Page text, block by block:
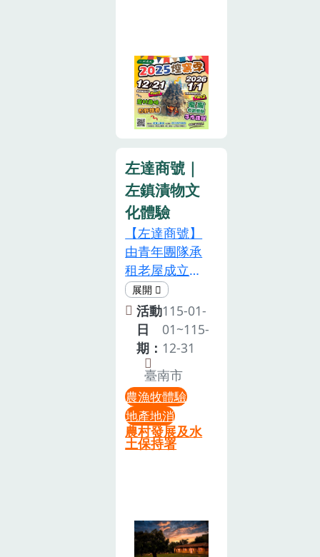
資料。• 確認
流程： 匯款後
3 天內需加入
官方 LINE (ID:
截圖告知，收
到答覆才算成
功。• 退費標
準： 依取消天
數比例退費
（21-30 天前
10%、11-20
天前 20%、10
天前 50%、7
天內恕不退
費）。六、 貼
心提醒穿著建
議（抗風保暖
篇）• 洋蔥式
穿法： 最近西
湖山間氣溫較
的衣物，以應
對活動後的體
09點 或 14點
抵達開採，但
一定要在 12
點 或 17點 採
成報名即表示
您同意活動現
場可能進行拍
攝或錄影，且
主辦單位可將
活動照片與影
片用於記錄與
社群分享，讓
更多人看見這
場美好的體
驗！
間，香氣炸
裂！當窯土敲
開，熱騰騰、
金黃鬆軟的地
瓜和烤雞蛋出
那份焦香與感
動，絕對是城
市美食無法取
代的！名額有
限，手速要
快！ 經典活動
回歸，報名一
定超級搶手，
請密切鎖定社
協公告，錯過
再等一年！天
上地下都是美
景！風箏花海
嘉年華！數十
公頃的花田將
再次被波斯
美的打卡點！
看巨型風箏飛
環境、何種方
式被生產出
來，讓消費者
更能理解農人
的珍貴。「焢
窯‧樂田野，食
農迎新年！」
【壹】、活動
日期:2026年1
月1日 (四)
【貳】、活動
時
間:09:00~16:00(請
務必準時進場)
主題一 : 焢窯
09:00~13:00
主題二 : 田園
採果樂單元一
: 挖地瓜夯窯
樂
10:00~11:00
主題三 : 食農
體驗手作課程
左達商號｜
左鎮漬物文
化體驗
【左達商號】
由青年團隊承
租老屋成立，
位於左鎮老
街，為首間人
文農產商店。
以在地產業為
起點，如葛鬱
金、月桃等，
結合旅遊與食
文化，推廣地
方產品與特色
飲食。店內販
祭」、「左鎮
燈會」等活
活動
日
期：
115-01-
01~115-
12-31
臺南市
農漁牧體驗
地產地消
農村發展及水
土保持署